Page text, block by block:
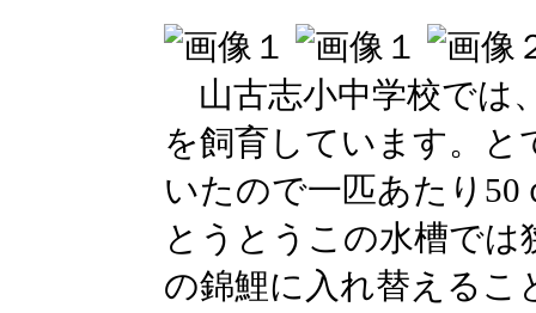
山古志小中学校では
を飼育しています。と
いたので一匹あたり
とうとうこの水槽で
の錦鯉に入れ替えるこ